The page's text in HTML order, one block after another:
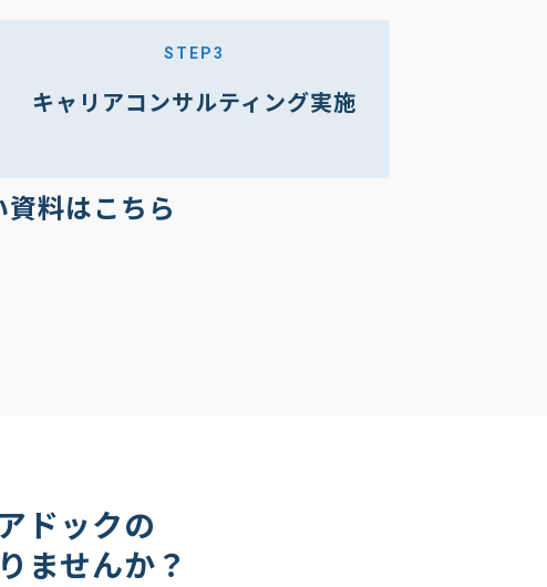
STEP3
キャリアコンサルティング実施
料はこちら
ドックの
ませんか？